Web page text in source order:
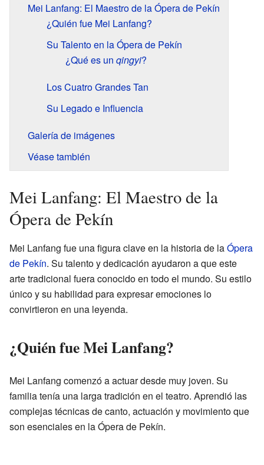
Mei Lanfang: El Maestro de la Ópera de Pekín
¿Quién fue Mei Lanfang?
Su Talento en la Ópera de Pekín
¿Qué es un qingyi?
Los Cuatro Grandes Tan
Su Legado e Influencia
Galería de imágenes
Véase también
Mei Lanfang: El Maestro de la
Ópera de Pekín
Mei Lanfang fue una figura clave en la historia de laÓpera
de Pekín. Su talento y dedicación ayudaron a que este
arte tradicional fuera conocido en todo el mundo. Su estilo
único y su habilidad para expresar emociones lo
convirtieron en una leyenda.
¿Quién fue Mei Lanfang?
Mei Lanfang comenzó a actuar desde muy joven. Su
familia tenía una larga tradición en el teatro. Aprendió las
complejas técnicas de canto, actuación y movimiento que
son esenciales en la Ópera de Pekín.